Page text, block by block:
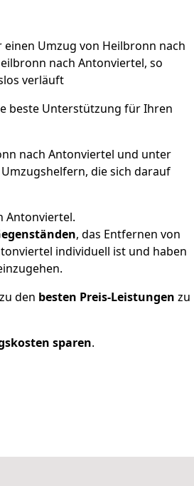
Umzug von Heilbronn nach
nach Antonviertel, so
verläuft
beste Unterstützung für Ihren
nach Antonviertel und unter
die sich darauf
Antonviertel.
, das Entfernen von
individuell ist und haben
den besten Preis-Leistungen zu
sparen.